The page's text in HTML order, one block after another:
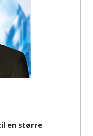
en større